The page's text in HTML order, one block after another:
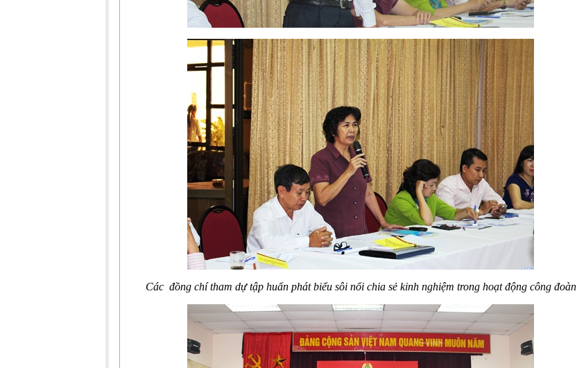
Các đồng chítham dự tập huấn phát biểusôi nổi chia sẻ kinh nghiệm trong hoạt động công đoàn